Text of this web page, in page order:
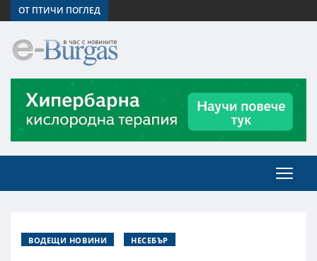
ОТ ПТИЧИ ПОГЛЕД
ВОДЕЩИ НОВИНИ НЕСЕБЪР